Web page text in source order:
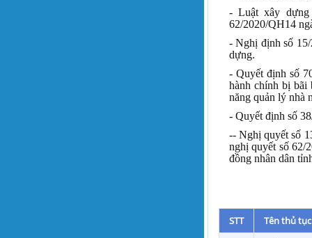
- Luật xây dựng
62/2020/QH14
- Nghị định số
dựng.
- Quyết định số
hành chính bị bãi
năng quản lý nhà
- Quyết định số
-- Nghị quyết số
nghị quyết số 62/
đồng nhân dân
STT
Tên thủ